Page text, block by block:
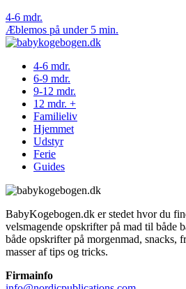
4-6 mdr.
Æblemos på under 5 min.
4-6 mdr.
6-9 mdr.
9-12 mdr.
12 mdr. +
Familieliv
Hjemmet
Udstyr
Ferie
Guides
BabyKogebogen.dk er stedet hvor du
velsmagende opskrifter på mad til både
både opskrifter på morgenmad, snacks,
masser af tips og tricks.
Firmainfo